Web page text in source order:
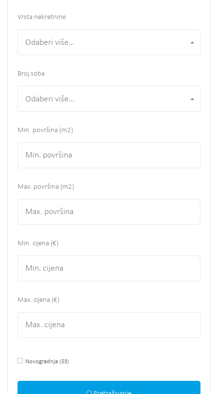
Vrsta nekretnine
Odaberi više...
Broj soba
Odaberi više...
Min. površina (m2)
Max. površina (m2)
Min. cijena (€)
Max. cijena (€)
Novogradnja (53)